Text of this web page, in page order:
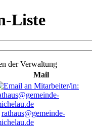
Liste
der Verwaltung
Mail
rathaus@gemeinde-